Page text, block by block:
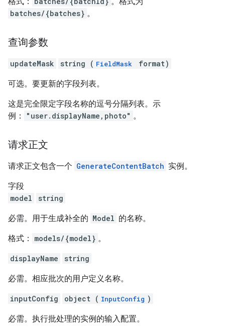
batches/{batches} 。
查询参数
updateMask string ( FieldMask format)
可选。要更新的字段列表。
这是完全限定字段名称的逗号分隔列表。示
例：
"user.displayName,photo" 。
请求正文
请求正文包含一个 GenerateContentBatch 实例。
字段
model
string
必需。用于生成补全的 Model 的名称。
格式： models/{model} 。
displayName string
必需。相应批次的用户定义名称。
inputConfig object ( InputConfig )
必需。执行批处理的实例的输入配置。